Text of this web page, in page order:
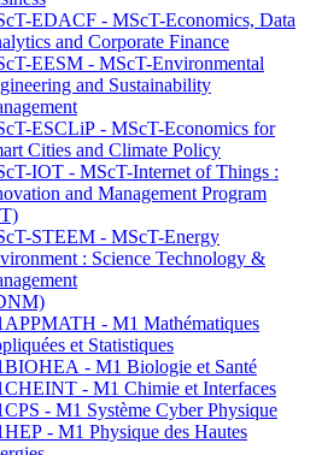
EDACF - MScT-Economics, Data
and Corporate Finance
EESM - MScT-Environmental
and Sustainability
ESCLiP - MScT-Economics for
Cities and Climate Policy
IOT - MScT-Internet of Things :
and Management Program
STEEM - MScT-Energy
: Science Technology &
- M1 Mathématiques
et Statistiques
- M1 Biologie et Santé
- M1 Chimie et Interfaces
- M1 Système Cyber Physique
- M1 Physique des Hautes